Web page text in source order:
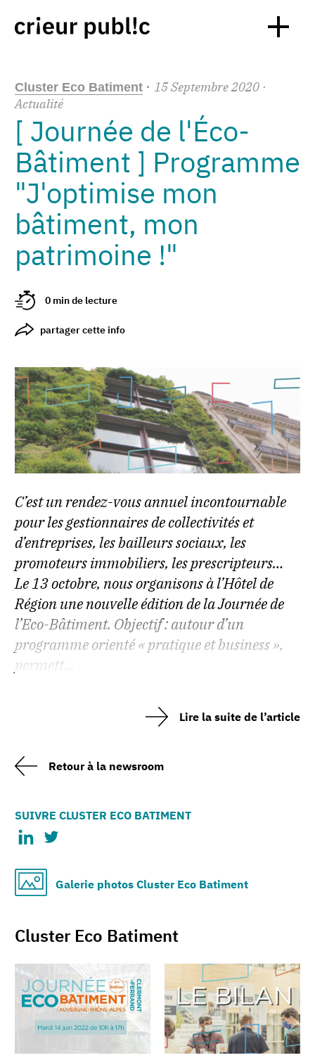
Cluster Eco Batiment · 15Septembre2020 ·
Actualité
[ Journée de l'Éco-
Bâtiment ] Programme
"J'optimise mon
bâtiment, mon
patrimoine !"
0 min de lecture
partager cette info
C’est un rendez-vous annuel incontournable
pour les gestionnaires de collectivités et
d’entreprises, les bailleurs sociaux, les
promoteurs immobiliers, les prescripteurs…
Le 13 octobre, nous organisons à l’Hôtel de
Région une nouvelle édition de la Journée de
l’Eco-Bâtiment. Objectif : autour d’un
programme orienté « pratique et business »,
permett...
Lire la suite de l’article
Retour à la newsroom
SUIVRE CLUSTER ECO BATIMENT
Galerie photos Cluster Eco Batiment
Cluster Eco Batiment